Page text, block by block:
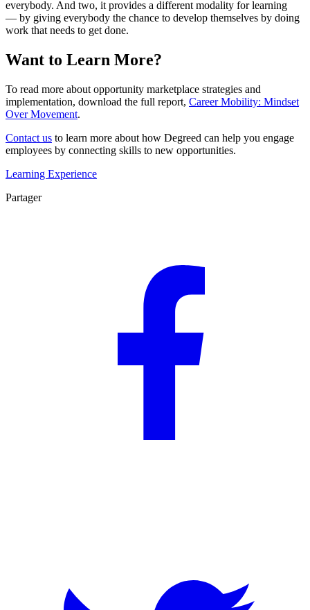
everybody. And two, it provides a different modality for learning
— by giving everybody the chance to develop themselves by doing
work that needs to get done.
Want to Learn More?
To read more about opportunity marketplace strategies and
implementation, download the full report, Career Mobility: Mindset
Over Movement.
Contact us to learn more about how Degreed can help you engage
employees by connecting skills to new opportunities.
Learning Experience
Partager